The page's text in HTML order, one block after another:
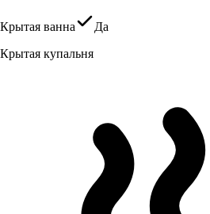
Крытая ванна
Да
Крытая купальня